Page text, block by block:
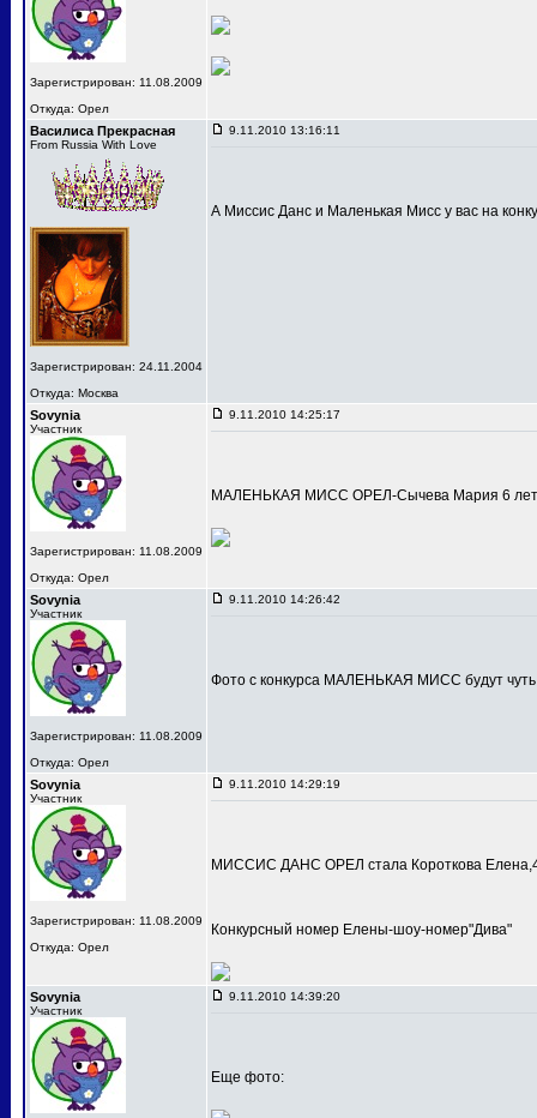
Зарегистрирован: 11.08.2009
Откуда: Орел
Василиса Прекрасная
From Russia With Love
Зарегистрирован: 24.11.2004
Откуда: Москва
9.11.2010 13:16:11
А Миссис Данс и Маленькая Мисс у вас на
Sovynia
Участник
Зарегистрирован: 11.08.2009
Откуда: Орел
9.11.2010 14:25:17
МАЛЕНЬКАЯ МИСС ОРЕЛ-Сычева Мария 6
Sovynia
Участник
Зарегистрирован: 11.08.2009
Откуда: Орел
9.11.2010 14:26:42
Фото с конкурса МАЛЕНЬКАЯ МИСС будут
Sovynia
Участник
Зарегистрирован: 11.08.2009
Откуда: Орел
9.11.2010 14:29:19
МИССИС ДАНС ОРЕЛ стала Короткова
Конкурсный номер Елены-шоу-номер"Дива"
Sovynia
Участник
9.11.2010 14:39:20
Еще фото: